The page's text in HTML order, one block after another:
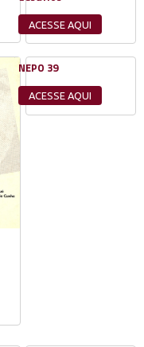
ACESSE AQUI
NEPO 39
ACESSE AQUI